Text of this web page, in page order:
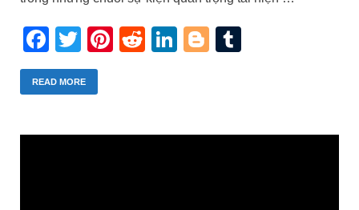
Facebook
Twitter
Pinterest
RedditLinkedIn
Blogger
READ MORE